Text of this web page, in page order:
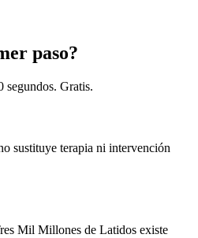
paso?
segundos. Gratis.
sustituye terapia ni intervención
Mil Millones de Latidos existe